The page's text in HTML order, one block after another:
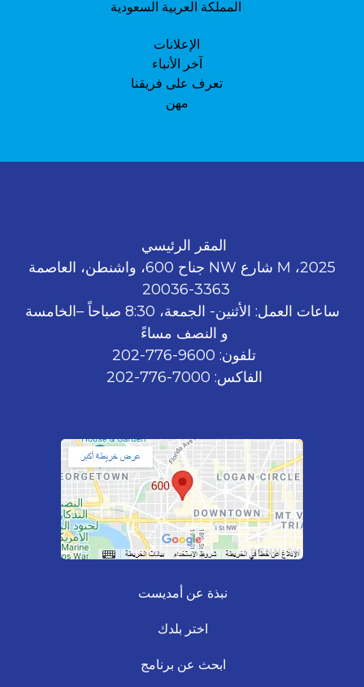
المملكة العربية السعودية
الإعلانات
آخر الأنباء
تعرف على فريقنا
مهن
المقر الرئيسي
2025، M شارع NW جناح 600، واشنطن، العاصمة
3363-20036
ساعات العمل: الأثنين- الجمعة، 8:30 صباحاً –الخامسة
و النصف مساءً
تلفون: 9600-776-202
الفاكس: 7000-776-202
نبذة عن أمديست
اختر بلدك
ابحث عن برنامج